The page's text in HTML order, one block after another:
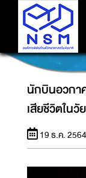
นักบินอวกา
นักบินอวกา
เสียชีวิตในวั
19 ธ.ค. 2564